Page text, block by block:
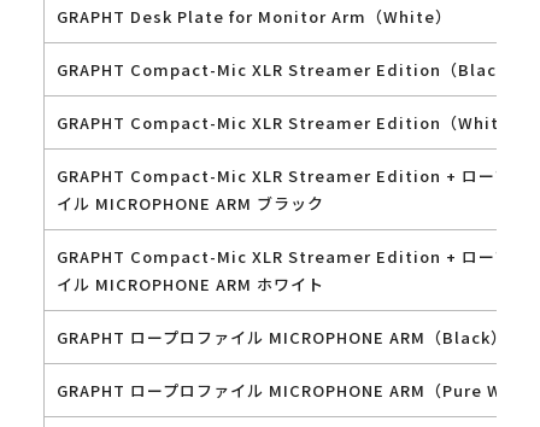
GRAPHT Desk Plate for Monitor Arm（White）
GRAPHT Compact-Mic XLR Streamer Edition（Black）
GRAPHT Compact-Mic XLR Streamer Edition（White）
GRAPHT Compact-Mic XLR Streamer Edition + ロープロ
イル MICROPHONE ARM ブラック
GRAPHT Compact-Mic XLR Streamer Edition + ロープロ
イル MICROPHONE ARM ホワイト
GRAPHT ロープロファイル MICROPHONE ARM（Black）
GRAPHT ロープロファイル MICROPHONE ARM（Pure